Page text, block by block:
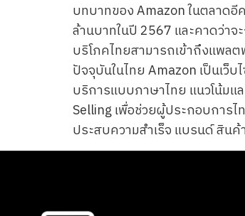
บทบาทของ Amazon ในตลาดอี
ล้านบาทในปี 2567 และคาดว่า
บริโภคไทยสามารถเข้าถึงแพล
ปัจจุบันในไทย Amazon เป็นเว็
บริการแบบภาษาไทย แนวโน้มแ
Selling เพื่อช่วยผู้ประกอบการ
ประสบความสำเร็จ แบรนด์ สิ